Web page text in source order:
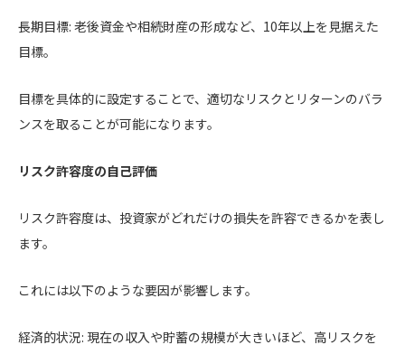
長期目標: 老後資金や相続財産の形成など、10年以上を見据えた
目標。
目標を具体的に設定することで、適切なリスクとリターンのバラ
ンスを取ることが可能になります。
リスク許容度の自己評価
リスク許容度は、投資家がどれだけの損失を許容できるかを表し
ます。
これには以下のような要因が影響します。
経済的状況: 現在の収入や貯蓄の規模が大きいほど、高リスクを